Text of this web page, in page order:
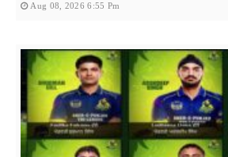
Aug 08, 2026 6:55 Pm